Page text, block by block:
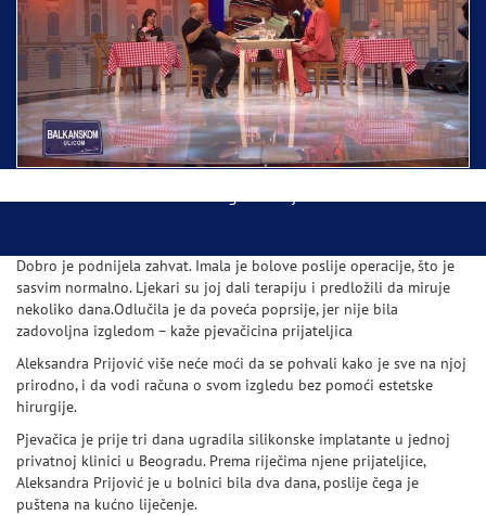
Ispraćaj Pojasa Presvete Bogorodice danas iz
Hrama Svetog Save
Dobro je podnijela zahvat. Imala je bolove poslije operacije, što je
sasvim normalno. Ljekari su joj dali terapiju i predložili da miruje
nekoliko dana.Odlučila je da poveća poprsije, jer nije bila
zadovoljna izgledom – kaže pjevačicina prijateljica
Aleksandra Prijović više neće moći da se pohvali kako je sve na njoj
prirodno, i da vodi računa o svom izgledu bez pomoći estetske
hirurgije.
Pjevačica je prije tri dana ugradila silikonske implatante u jednoj
privatnoj klinici u Beogradu. Prema riječima njene prijateljice,
Aleksandra Prijović je u bolnici bila dva dana, poslije čega je
puštena na kućno liječenje.